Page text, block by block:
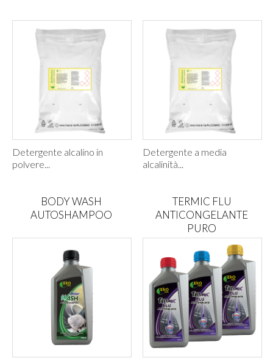
Detergente alcalino in
polvere...
Detergente a media
alcalinità...
BODY WASH
AUTOSHAMPOO
TERMIC FLU
ANTICONGELANTE
PURO